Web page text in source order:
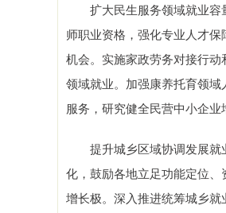
扩大民生服务领域就业容
师职业资格，强化专业人才
机会。实施家政劳务对接行
领域就业。加强康养托育领
服务，研究健全民营中小企业
提升城乡区域协调发展就
化，鼓励各地立足功能定位
增长极。深入推进统筹城乡